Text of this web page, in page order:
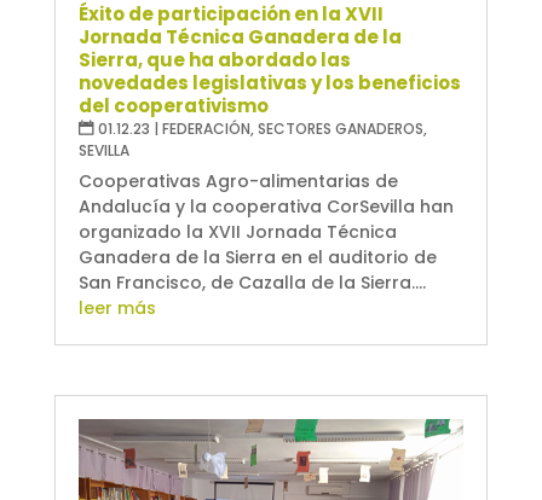
Éxito de participación en la XVII
Jornada Técnica Ganadera de la
Sierra, que ha abordado las
novedades legislativas y los beneficios
del cooperativismo
01.12.23 | FEDERACIÓN,SECTORES GANADEROS,
SEVILLA
Cooperativas Agro-alimentarias de
Andalucía y la cooperativa CorSevilla han
organizado la XVII Jornada Técnica
Ganadera de la Sierra en el auditorio de
San Francisco, de Cazalla de la Sierra....
leer más